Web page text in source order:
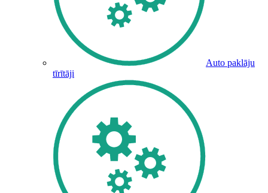
Auto paklāju
tīrītāji